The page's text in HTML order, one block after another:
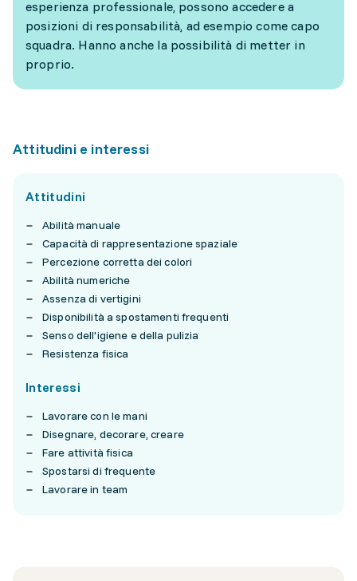
esperienza professionale, possono accedere a
posizioni di responsabilità, ad esempio come capo
squadra. Hanno anche la possibilità di metter in
proprio.
Attitudini e interessi
Attitudini
Abilità manuale
Capacità di rappresentazione spaziale
Percezione corretta dei colori
Abilità numeriche
Assenza di vertigini
Disponibilità a spostamenti frequenti
Senso dell'igiene e della pulizia
Resistenza fisica
Interessi
Lavorare con le mani
Disegnare, decorare, creare
Fare attività fisica
Spostarsi di frequente
Lavorare in team